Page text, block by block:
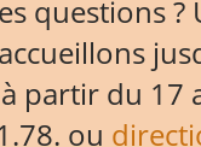
questions
partir du 17
ou